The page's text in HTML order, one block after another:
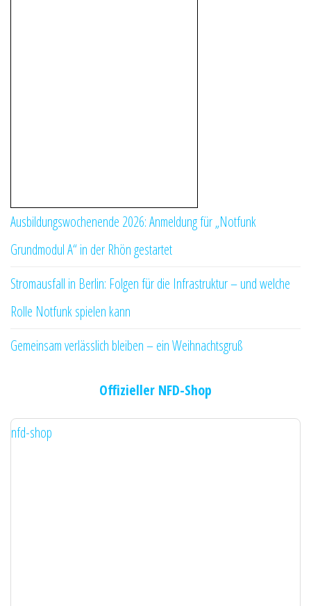
Ausbildungswochenende 2026: Anmeldung für „Notfunk
Grundmodul A“ in der Rhön gestartet
Stromausfall in Berlin: Folgen für die Infrastruktur – und welche
Rolle Notfunk spielen kann
Gemeinsam verlässlich bleiben – ein Weihnachtsgruß
Offizieller NFD-Shop
nfd-shop